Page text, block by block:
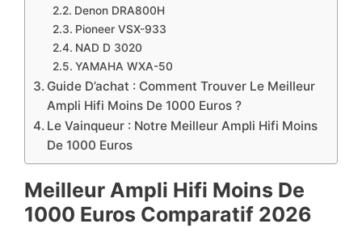
Denon DRA800H
Pioneer VSX-933
NAD D 3020
YAMAHA WXA-50
Guide D’achat : Comment Trouver Le Meilleur
Ampli Hifi Moins De 1000 Euros ?
​Le Vainqueur : Notre Meilleur Ampli Hifi Moins
De 1000 Euros
Meilleur Ampli Hifi Moins De
1000 Euros Comparatif 2026